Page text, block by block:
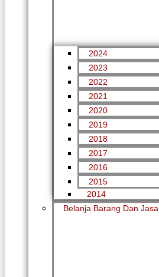
2024
2023
2022
2021
2020
2019
2018
2017
2016
2015
2014
Belanja Barang Dan Jasa